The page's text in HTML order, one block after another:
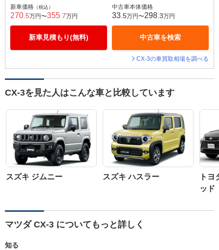
新車価格 （税込）
270 .5万円〜355 .7万円
新車見積もり(無料)
中古車本体価格
33 .5万円〜298 .3万円
中古車を検索
CX-3の車買取相場を調べる
CX-3を見た人はこんな車と比較しています
スズキ ジムニー スズキ ハスラー
ト
ッド
マツダ CX-3 についてもっと詳しく
知る